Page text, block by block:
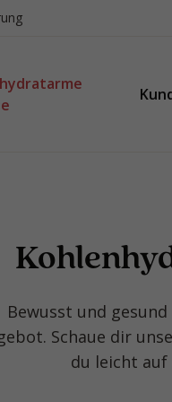
Bewusst und
Schaue dir
du leicht auf